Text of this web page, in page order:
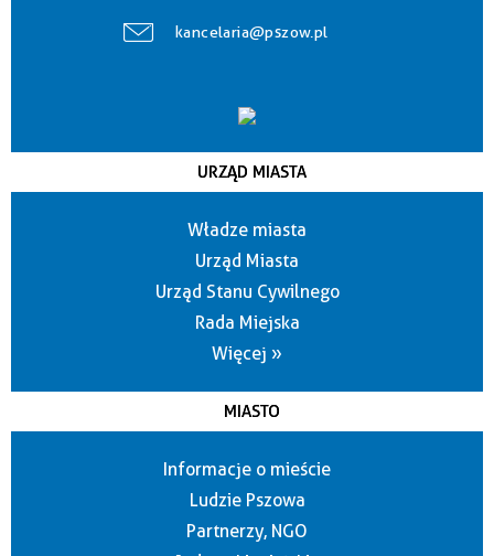
kancelaria@pszow.pl
URZĄD MIASTA
Władze miasta
Urząd Miasta
Urząd Stanu Cywilnego
Rada Miejska
Więcej »
MIASTO
Informacje o mieście
Ludzie Pszowa
Partnerzy, NGO